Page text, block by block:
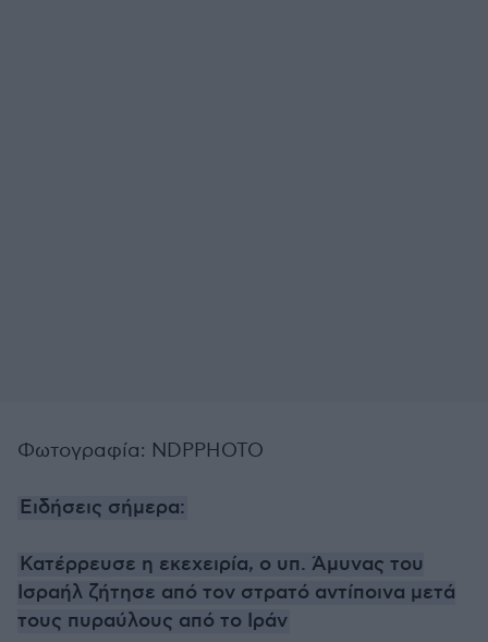
Φωτογραφία: NDPPHOTO
Ειδήσεις σήμερα:
Κατέρρευσε η εκεχειρία, ο υπ. Άμυνας του
Ισραήλ ζήτησε από τον στρατό αντίποινα μετά
τους πυραύλους από το Ιράν